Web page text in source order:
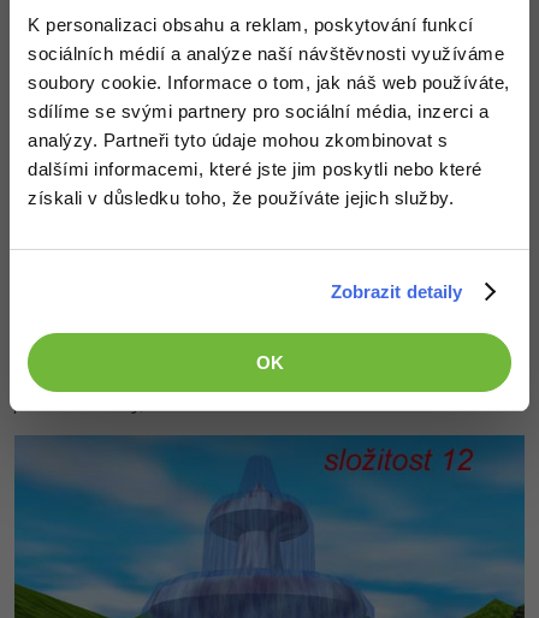
K personalizaci obsahu a reklam, poskytování funkcí
sociálních médií a analýze naší návštěvnosti využíváme
soubory cookie. Informace o tom, jak náš web používáte,
sdílíme se svými partnery pro sociální média, inzerci a
analýzy. Partneři tyto údaje mohou zkombinovat s
dalšími informacemi, které jste jim poskytli nebo které
získali v důsledku toho, že používáte jejich služby.
Zobrazit detaily
OK
původních několika set plošek modelu zbyly nakonec jen
2 plošky a přesto je objekt stále ještě dobře viditelný.
Tímto způsobem lze sestavovat poměrně složité scény
aniž by docházelo k citelnému snížování výkonu
renderování grafiky.
Na následujících snímcích vidíte porovnání změn ve
mezi složitostí 6 a 2D objektem je znatelný spíš podle
toho, že voda ve fontánce přestane být animovaná.
objektu z obrazovky, oříznutím okrajů a vyplněním vody
průhlednou barvou (v editoru Petra se střídají body modré a